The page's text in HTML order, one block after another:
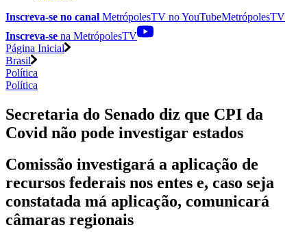
Inscreva-se no canal MetrópolesTV noYouTubeMetrópolesTV
Inscreva-se na MetrópolesTV
Página Inicial
Brasil
Política
Política
Secretaria do Senado diz que CPI da
Covid não pode investigar estados
Comissão investigará a aplicação de
recursos federais nos entes e, caso seja
constatada má aplicação, comunicará
câmaras regionais